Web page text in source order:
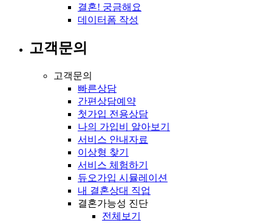
결혼! 궁금해요
데이터폼 작성
고객문의
고객문의
빠른상담
간편상담예약
첫가입 전용상담
나의 가입비 알아보기
서비스 안내자료
이상형 찾기
서비스 체험하기
듀오가입 시뮬레이션
내 결혼상대 직업
결혼가능성 진단
전체보기